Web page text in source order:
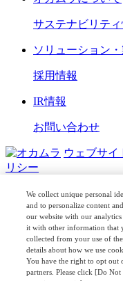
サステナビリティ
ソリューション
採用情報
IR情報
お問い合わせ
ウェブサイ
リシー
COPYRIGHT ©
RESERVED.
日本公式
We collect unique personal
and to personalize content
our website with our
it with other information that
collected from your use of
details about how we use
You have the right to opt
partners. Please click [Do